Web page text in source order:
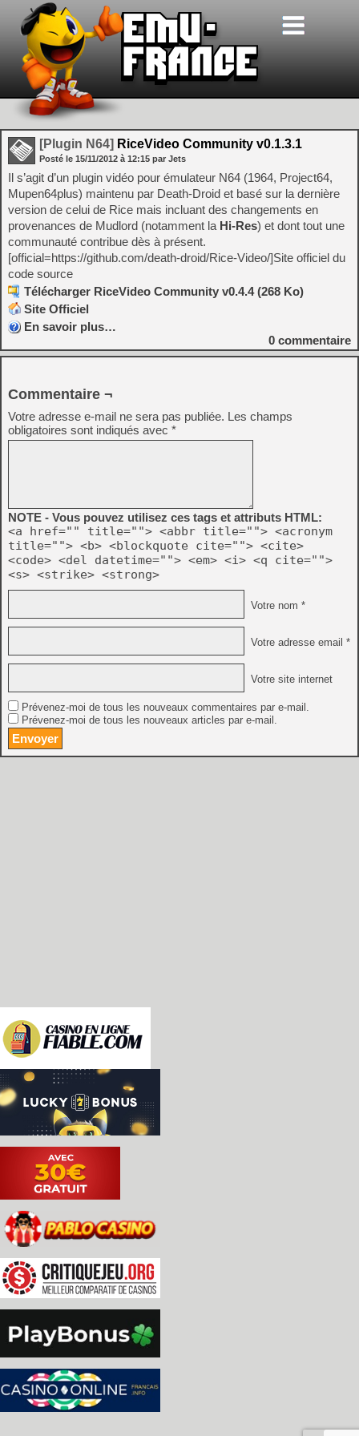
[Plugin N64] RiceVideo Community v0.1.3.1
Posté le 15/11/2012 à 12:15 par Jets
Il s’agit d’un plugin vidéo pour émulateur N64 (1964, Project64,
Mupen64plus) maintenu par Death-Droid et basé sur la dernière
version de celui de Rice mais incluant des changements en
provenances de Mudlord (notamment la Hi-Res) et dont tout une
communauté contribue dès à présent.
[official=https://github.com/death-droid/Rice-Video/]Site officiel du
code source
Télécharger RiceVideo Community v0.4.4 (268 Ko)
Site Officiel
En savoir plus…
0 commentaire
Commentaire ¬
Votre adresse e-mail ne sera pas publiée. Les champs
obligatoires sont indiqués avec *
NOTE - Vous pouvez utilisez ces tags et attributs HTML:
<a href="" title=""> <abbr title=""> <acronym
title=""> <b> <blockquote cite=""> <cite>
<code> <del datetime=""> <em> <i> <q cite="">
<s> <strike> <strong>
Votre nom *
Votre adresse email *
Votre site internet
Prévenez-moi de tous les nouveaux commentaires par e-mail.
Prévenez-moi de tous les nouveaux articles par e-mail.